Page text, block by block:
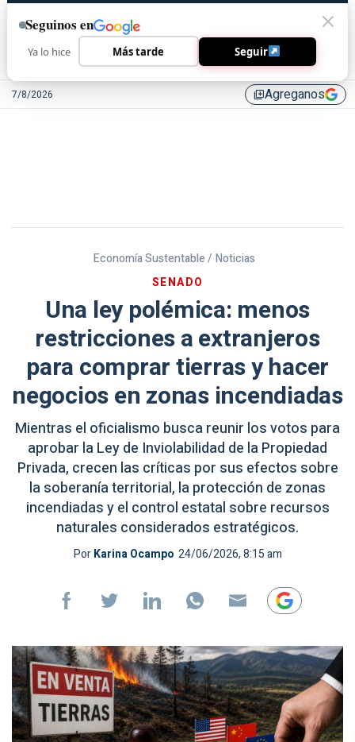
7/8/2026 library_addAgreganos
Economía Sustentable / Noticias
SENADO
Una ley polémica: menos
restricciones a extranjeros
para comprar tierras y hacer
negocios en zonas incendiadas
Mientras el oficialismo busca reunir los votos para
aprobar la Ley de Inviolabilidad de la Propiedad
Privada, crecen las críticas por sus efectos sobre
la soberanía territorial, la protección de zonas
incendiadas y el control estatal sobre recursos
naturales considerados estratégicos.
PorKarina Ocampo 24/06/2026, 8:15 am
Seguinos en
Ya lo hice Más tarde Seguir